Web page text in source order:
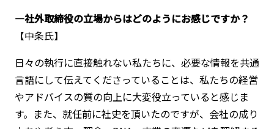
―社外取締役の立場からはどのようにお感じですか？
【中条氏】
日々の執行に直接触れない私たちに、必要な情報を共通
言語にして伝えてくださっていることは、私たちの経営
やアドバイスの質の向上に大変役立っていると感じま
す。また、就任前に社史を頂いたのですが、会社の成り